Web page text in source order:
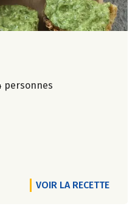
personnes
VOIR LA RECETTE